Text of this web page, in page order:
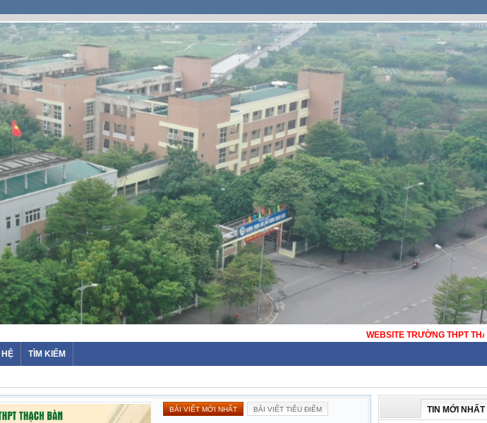
WEBSITE TRƯỜNG THPT THẠCH BÀN - HÀ NỘI - TRƯỜNG THPT CÔNG LẬP ĐẠT
HỆ TÌM KIẾM
BÀI VIẾT MỚI NHẤT BÀI VIẾT TIÊU ĐIỂM TIN MỚI NHẤT